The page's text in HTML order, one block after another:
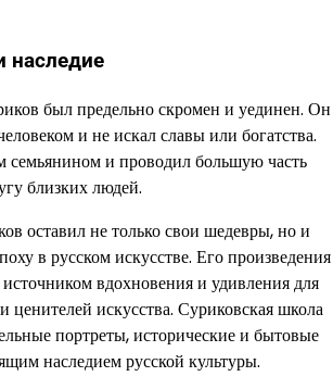
наследие
был предельно скромен и уединен. Он
и не искал славы или богатства.
и проводил большую часть
близких людей.
оставил не только свои шедевры, но и
в русском искусстве. Его произведения
вдохновения и удивления для
ценителей искусства. Суриковская школа
портреты, исторические и бытовые
наследием русской культуры.